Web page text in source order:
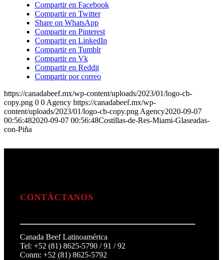
Compartir en Facebook
Compartir en Twitter
Share on WhatsApp
Compartir en Pinterest
Compartir en LinkedIn
Compartir en Tumblr
Compartir en Vk
Compartir en Reddit
Compartir por correo
https://canadabeef.mx/wp-content/uploads/2023/01/logo-cb-
copy.png 0 0 Agency https://canadabeef.mx/wp-
content/uploads/2023/01/logo-cb-copy.png Agency2020-09-07
00:56:482020-09-07 00:56:48Costillas-de-Res-Miami-Glaseadas-
con-Piña
CONTÁCTANOS
Canada Beef Latinoamérica
Tel: +52 (81) 8625-5790 / 91 / 92
Conm: +52 (81) 8625-5792